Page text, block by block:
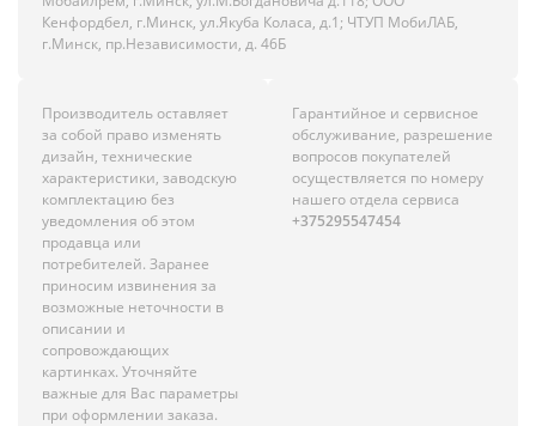
Кенфордбел, г.Минск, ул.Якуба Коласа, д.1; ЧТУП МобиЛАБ,
г.Минск, пр.Независимости, д. 46Б
Производитель оставляет
за собой право изменять
дизайн, технические
характеристики, заводскую
комплектацию без
уведомления об этом
продавца или
потребителей. Заранее
приносим извинения за
возможные неточности в
описании и
сопровождающих
картинках. Уточняйте
важные для Вас параметры
при оформлении заказа.
Гарантийное и сервисное
обслуживание, разрешение
вопросов покупателей
осуществляется по номеру
нашего отдела сервиса
+375295547454